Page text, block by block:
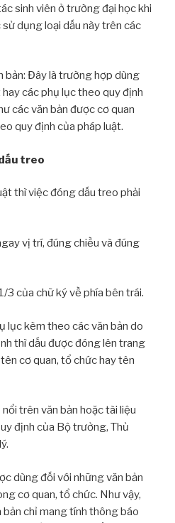
sinh viên ở trường đại học khi
dụng loại dấu này trên các
bản: Đây là trường hợp dùng
các phụ lục theo quy định
các văn bản được cơ quan
quy định của pháp luật.
treo
thì việc đóng dấu treo phải
vị trí, đúng chiều và đúng
3 của chữ ký về phía bên trái.
lục kèm theo các văn bản do
thì dấu được đóng lên trang
cơ quan, tổ chức hay tên
trên văn bản hoặc tài liệu
định của Bộ trưởng, Thủ
dùng đối với những văn bản
cơ quan, tổ chức. Như vậy,
chỉ mang tính thông báo